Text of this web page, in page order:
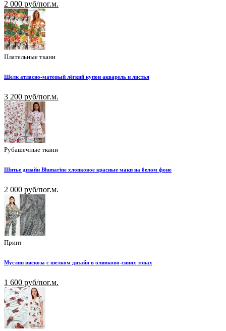
2 000 руб/пог.м.
Плательные ткани
Шелк атласно-матовый лёгкий купон акварель и листья
3 200 руб/пог.м.
Рубашечные ткани
Шитье дизайн Blumarine хлопковое красные маки на белом фоне
2 000 руб/пог.м.
Принт
Муслин вискоза с шелком дизайн в оливково-синих тонах
1 600 руб/пог.м.